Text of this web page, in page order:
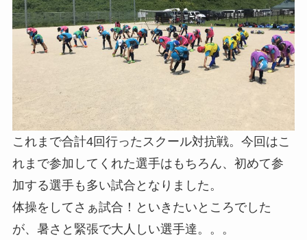
これまで合計4回行ったスクール対抗戦。今回はこ
れまで参加してくれた選手はもちろん、初めて参
加する選手も多い試合となりました。
体操をしてさぁ試合！といきたいところでした
が、暑さと緊張で大人しい選手達。。。